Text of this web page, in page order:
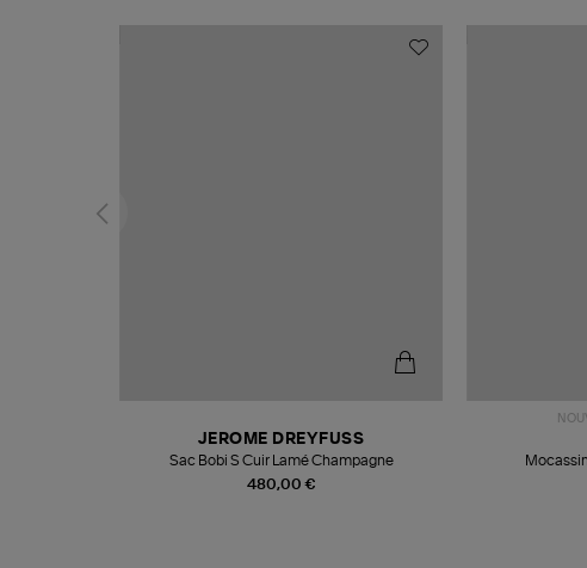
480,00 €
JEROME DREYFUSS
Sac Bobi S Cuir Lamé Champagne